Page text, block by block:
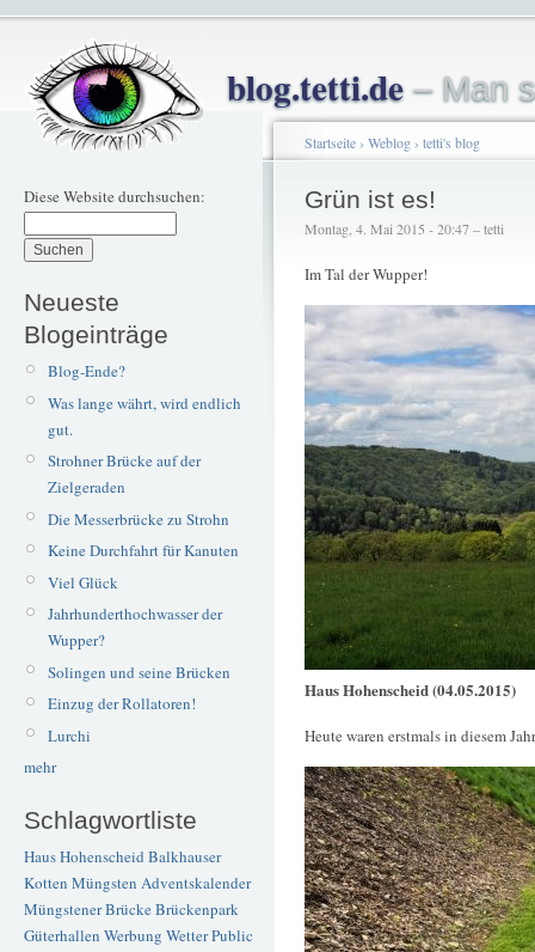
blog.tetti.de– Man
Diese Website durchsuchen:
Neueste
Blogeinträge
Blog-Ende?
Was lange währt, wird endlich
gut.
Strohner Brücke auf der
Zielgeraden
Die Messerbrücke zu Strohn
Keine Durchfahrt für Kanuten
Viel Glück
Jahrhunderthochwasser der
Wupper?
Solingen und seine Brücken
Einzug der Rollatoren!
Lurchi
mehr
Schlagwortliste
Haus Hohenscheid Balkhauser
Kotten Müngsten Adventskalender
Müngstener BrückeBrückenpark
Güterhallen Werbung WetterPublic
Startseite› Weblog› tetti's blog
Grün ist es!
Montag, 4. Mai 2015 - 20:47 – tetti
Im Tal der Wupper!
Haus Hohenscheid (04.05.2015)
Heute waren erstmals in diesem